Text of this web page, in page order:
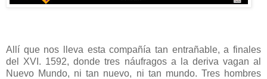
Allí que nos lleva esta compañía tan entrañable, a finales
del XVI. 1592, donde tres náufragos a la deriva vagan al
Nuevo Mundo, ni tan nuevo, ni tan mundo. Tres hombres